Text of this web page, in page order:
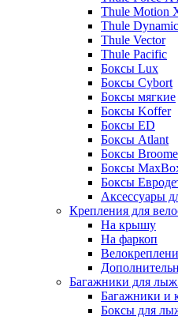
Thule Motion
Thule Dynamic
Thule Vector
Thule Pacific
Боксы Lux
Боксы Cybort
Боксы мягкие
Боксы Koffer
Боксы ED
Боксы Atlant
Боксы
Боксы
Боксы
Аксессуары
Крепления для
На крышу
На фаркоп
Багажники для лыж
Багажники и
Боксы для